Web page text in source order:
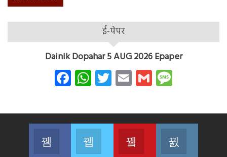
ई-पेपर
Dainik Dopahar 5 AUG 2026 Epaper
Facebook
WhatsApp
Twitter
EmailGmail
Facebook
Join us on Facebook
Twitter
Join us on Twitter
Youtube
Join us on Youtube